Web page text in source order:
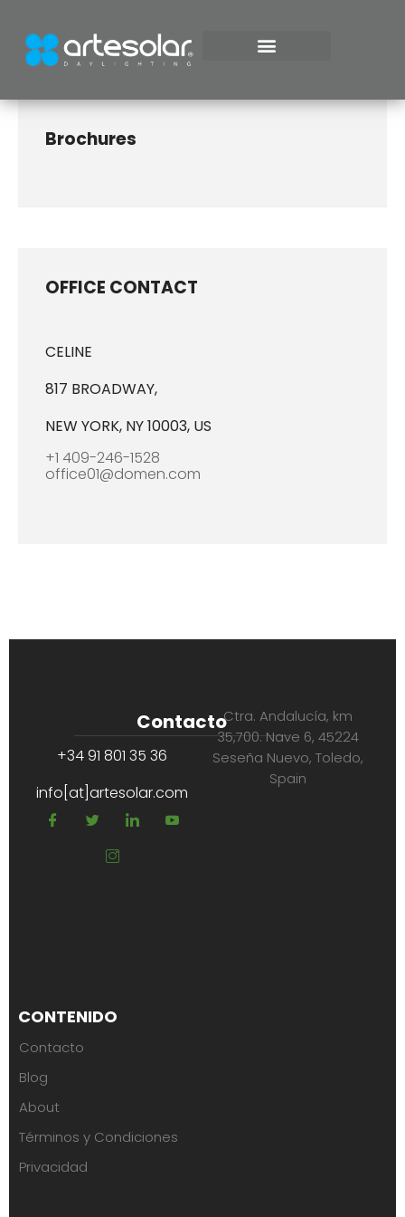
Brochures
OFFICE CONTACT
CELINE
817 BROADWAY,
NEW YORK, NY 10003, US
+1 409-246-1528
office01@domen.com
Contacto
+34 91 801 35 36
info[at]artesolar.com
Ctra. Andalucía, km
35,700. Nave 6, 45224
Seseña Nuevo, Toledo,
Spain
CONTENIDO
Contacto
Blog
About
Términos y Condiciones
Privacidad